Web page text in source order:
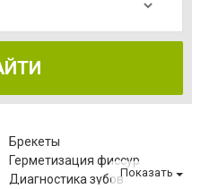
Брекеты
Герметизация фиссур
Диагностика зубовПоказать